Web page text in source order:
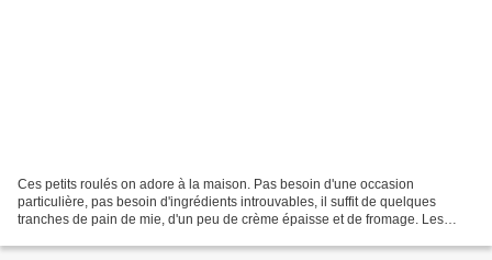
Ces petits roulés on adore à la maison. Pas besoin d'une occasion
particulière, pas besoin d'ingrédients introuvables, il suffit de quelques
tranches de pain de mie, d'un peu de crème épaisse et de fromage. Les